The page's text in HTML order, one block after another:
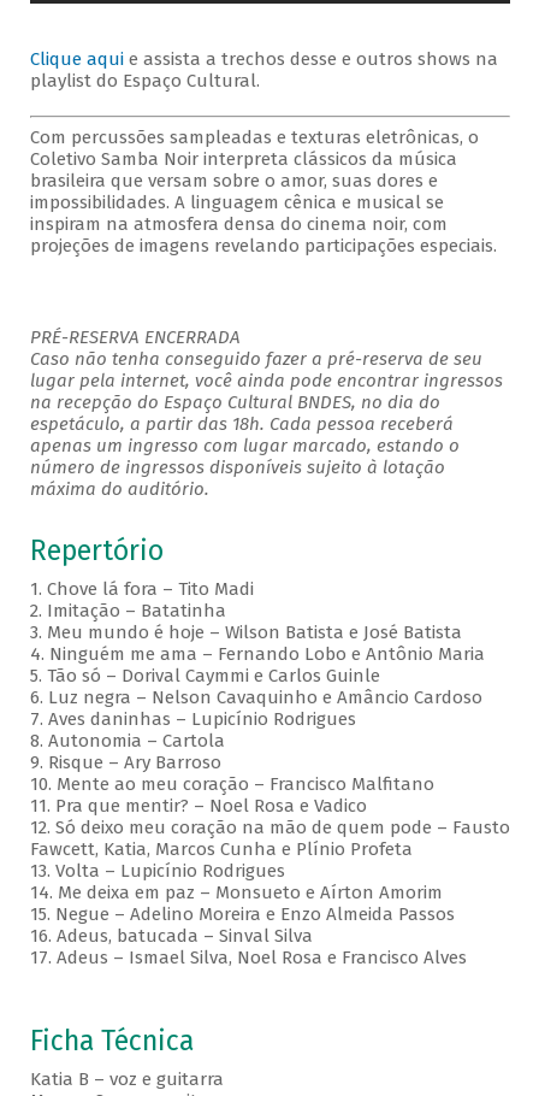
Clique aquie assista a trechos desse e outros shows na
playlist do Espaço Cultural.
Com percussões sampleadas e texturas eletrônicas, o
Coletivo Samba Noir interpreta clássicos da música
brasileira que versam sobre o amor, suas dores e
impossibilidades. A linguagem cênica e musical se
inspiram na atmosfera densa do cinema noir, com
projeções de imagens revelando participações especiais.
PRÉ-RESERVA ENCERRADA
Caso não tenha conseguido fazer a pré-reserva de seu
lugar pela internet, você ainda pode encontrar ingressos
na recepção do Espaço Cultural BNDES, no dia do
espetáculo, a partir das 18h. Cada pessoa receberá
apenas um ingresso com lugar marcado, estando o
número de ingressos disponíveis sujeito à lotação
máxima do auditório.
Repertório
1. Chove lá fora – Tito Madi
2. Imitação – Batatinha
3. Meu mundo é hoje – Wilson Batista e José Batista
4. Ninguém me ama – Fernando Lobo e Antônio Maria
5. Tão só – Dorival Caymmi e Carlos Guinle
6. Luz negra – Nelson Cavaquinho e Amâncio Cardoso
7. Aves daninhas – Lupicínio Rodrigues
8. Autonomia – Cartola
9. Risque – Ary Barroso
10. Mente ao meu coração – Francisco Malfitano
11. Pra que mentir? – Noel Rosa e Vadico
12. Só deixo meu coração na mão de quem pode – Fausto
Fawcett, Katia, Marcos Cunha e Plínio Profeta
13. Volta – Lupicínio Rodrigues
14. Me deixa em paz – Monsueto e Aírton Amorim
15. Negue – Adelino Moreira e Enzo Almeida Passos
16. Adeus, batucada – Sinval Silva
17. Adeus – Ismael Silva, Noel Rosa e Francisco Alves
Ficha Técnica
Katia B – voz e guitarra